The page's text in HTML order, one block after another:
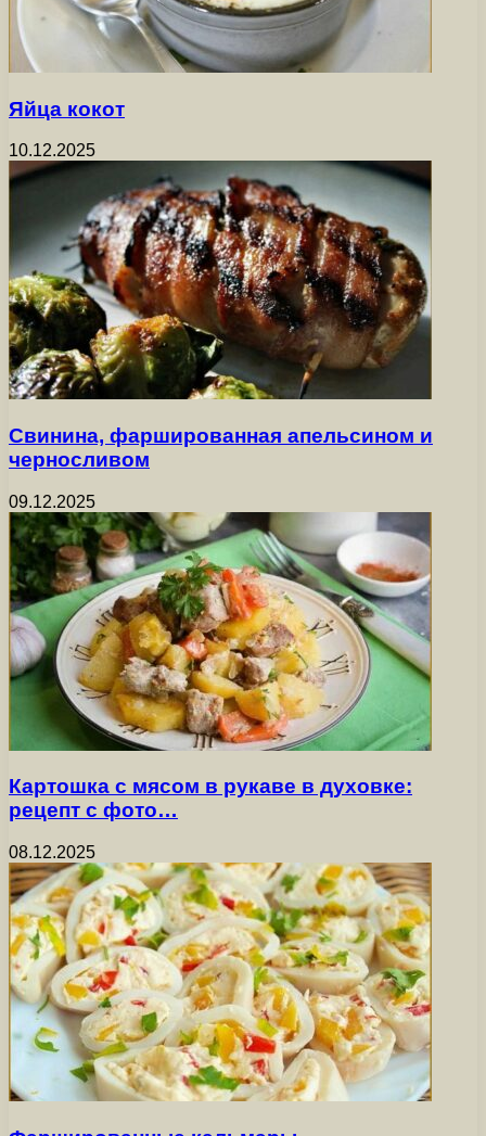
Яйца кокот
10.12.2025
Свинина, фаршированная апельсином и
черносливом
09.12.2025
Картошка с мясом в рукаве в духовке:
рецепт с фото…
08.12.2025